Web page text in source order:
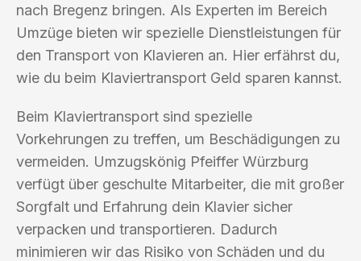
nach Bregenz bringen. Als Experten im Bereich
Umzüge bieten wir spezielle Dienstleistungen für
den Transport von Klavieren an. Hier erfährst du,
wie du beim Klaviertransport Geld sparen kannst.
Beim Klaviertransport sind spezielle
Vorkehrungen zu treffen, um Beschädigungen zu
vermeiden. Umzugskönig Pfeiffer Würzburg
verfügt über geschulte Mitarbeiter, die mit großer
Sorgfalt und Erfahrung dein Klavier sicher
verpacken und transportieren. Dadurch
minimieren wir das Risiko von Schäden und du